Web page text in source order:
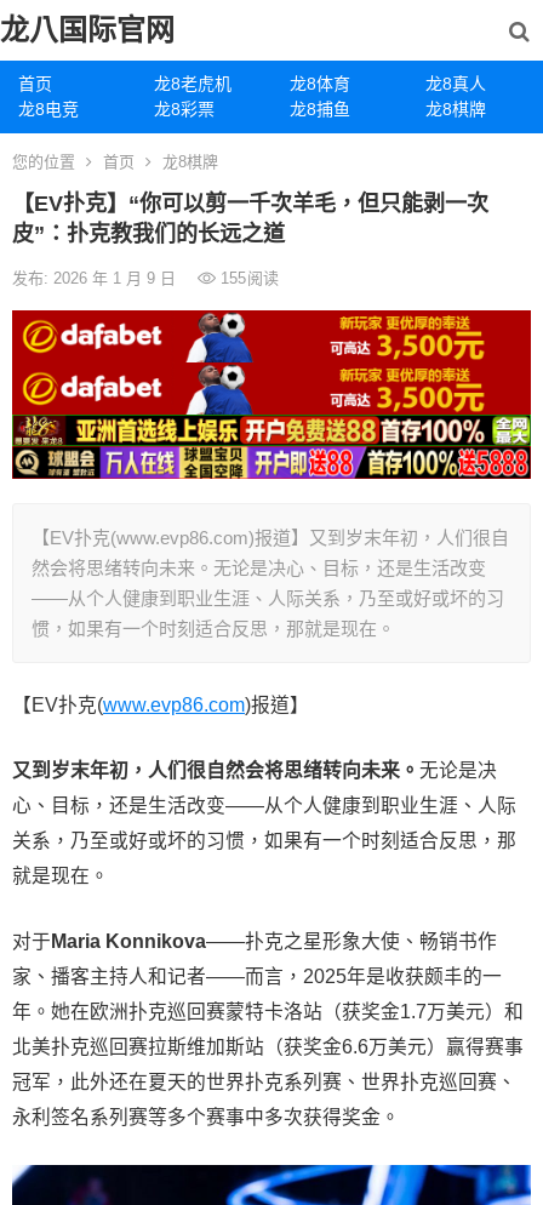
龙八国际官网
首页 龙8老虎机 龙8体育
龙8真人
龙8电竞
龙8彩票 龙8捕鱼 龙8棋牌
您的位置 首页 龙8棋牌
【EV扑克】“你可以剪一千次羊毛，但只能剥一次
皮”：扑克教我们的长远之道
发布: 2026 年 1 月 9 日 155阅读
【EV扑克(www.evp86.com)报道】又到岁末年初，人们很自
然会将思绪转向未来。无论是决心、目标，还是生活改变
——从个人健康到职业生涯、人际关系，乃至或好或坏的习
惯，如果有一个时刻适合反思，那就是现在。
【EV扑克(www.evp86.com)报道】
又到岁末年初，人们很自然会将思绪转向未来。 无论是决
心、目标，还是生活改变——从个人健康到职业生涯、人际
关系，乃至或好或坏的习惯，如果有一个时刻适合反思，那
就是现在。
对于 Maria Konnikova——扑克之星形象大使、畅销书作
家、播客主持人和记者——而言，2025年是收获颇丰的一
年。她在欧洲扑克巡回赛蒙特卡洛站（获奖金1.7万美元）和
北美扑克巡回赛拉斯维加斯站（获奖金6.6万美元）赢得赛事
冠军，此外还在夏天的世界扑克系列赛、世界扑克巡回赛、
永利签名系列赛等多个赛事中多次获得奖金。